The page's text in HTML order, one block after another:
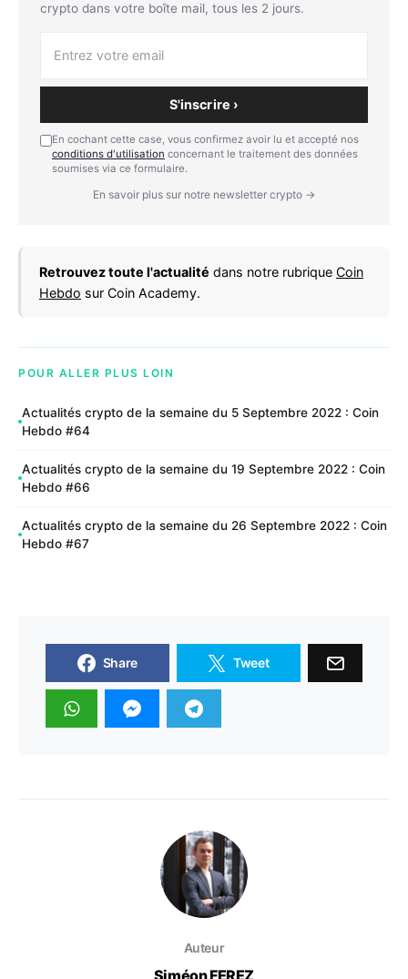
crypto dans votre boîte mail, tous les 2 jours.
S'inscrire ›
En cochant cette case, vous confirmez avoir lu et accepté nos
conditions d'utilisation concernant le traitement des données
soumises via ce formulaire.
En savoir plus sur notre newsletter crypto →
Retrouvez toute l'actualité dans notre rubrique Coin
Hebdo sur Coin Academy.
POUR ALLER PLUS LOIN
Actualités crypto de la semaine du 5 Septembre 2022 : Coin
Hebdo #64
Actualités crypto de la semaine du 19 Septembre 2022 : Coin
Hebdo #66
Actualités crypto de la semaine du 26 Septembre 2022 : Coin
Hebdo #67
Share Tweet
Auteur